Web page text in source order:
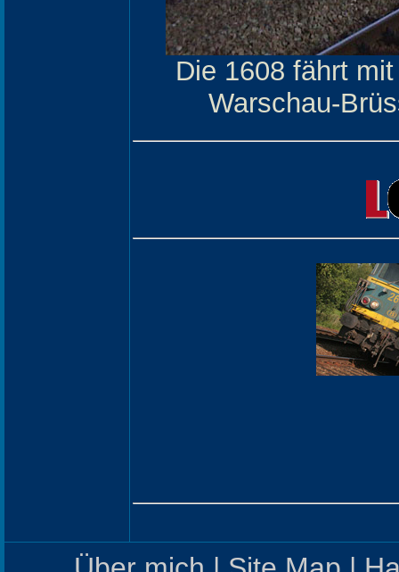
Die 1608 fährt
Warschau-